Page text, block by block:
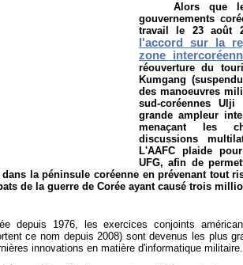
Alors que
gouvernements
travail le 23 août
l'accord sur la
zone
réouverture du
Kumgang
des manoeuvres
sud-coréennes Ulji
grande ampleur
menaçant les
discussions
L'AAFC plaide
UFG, afin de
la péninsule coréenne en prévenant tout
de la guerre de Corée ayant causé trois
depuis 1976, les exercices conjoints
ce nom depuis 2008) sont devenus les plus
innovations en matière d'informatique militaire.